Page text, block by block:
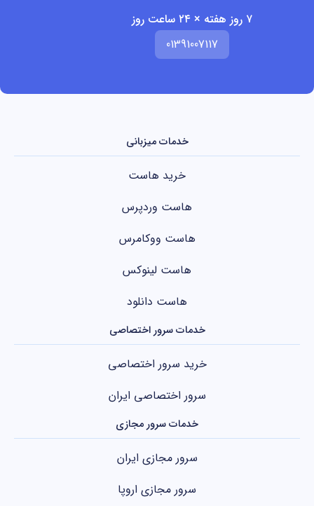
۷ روز هفته × ۲۴ ساعت روز
01391007117
خدمات میزبانی
خرید هاست
هاست وردپرس
هاست ووکامرس
هاست لینوکس
هاست دانلود
خدمات سرور اختصاصی
خرید سرور اختصاصی
سرور اختصاصی ایران
خدمات سرور مجازی
سرور مجازی ایران
سرور مجازی اروپا